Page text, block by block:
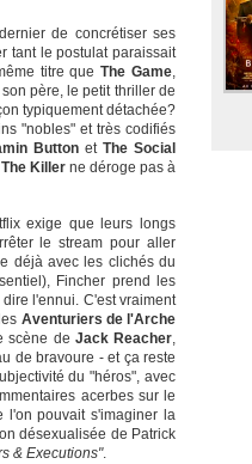
de concrétiser ses
tant le postulat paraissait
titre queThe Game,
père, le petit thriller de
typiquement détachée?
"nobles" et très codifiés
Button etThe Social
The Killerne déroge pas à
exige que leurs longs
le stream pour aller
déjà avec les clichés du
Fincher prend les
l'ennui. C'est vraiment
Aventuriers de l'Arche
scène de Jack Reacher,
de bravoure - et ça reste
du "héros", avec
acerbes sur le
l'on pouvait s'imaginer la
désexualisée de Patrick
& Executions".